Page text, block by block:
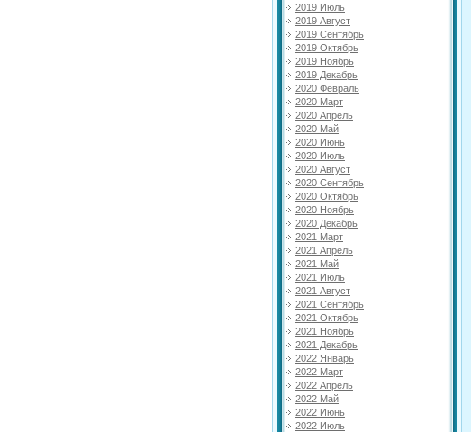
2019 Июль
2019 Август
2019 Сентябрь
2019 Октябрь
2019 Ноябрь
2019 Декабрь
2020 Февраль
2020 Март
2020 Апрель
2020 Май
2020 Июнь
2020 Июль
2020 Август
2020 Сентябрь
2020 Октябрь
2020 Ноябрь
2020 Декабрь
2021 Март
2021 Апрель
2021 Май
2021 Июль
2021 Август
2021 Сентябрь
2021 Октябрь
2021 Ноябрь
2021 Декабрь
2022 Январь
2022 Март
2022 Апрель
2022 Май
2022 Июнь
2022 Июль